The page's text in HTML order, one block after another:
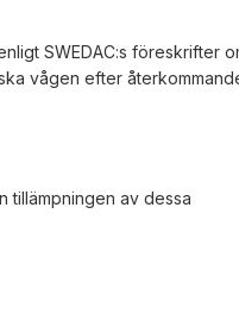
SWEDAC:s föreskrifter
vågen efter
tillämpningen av dessa